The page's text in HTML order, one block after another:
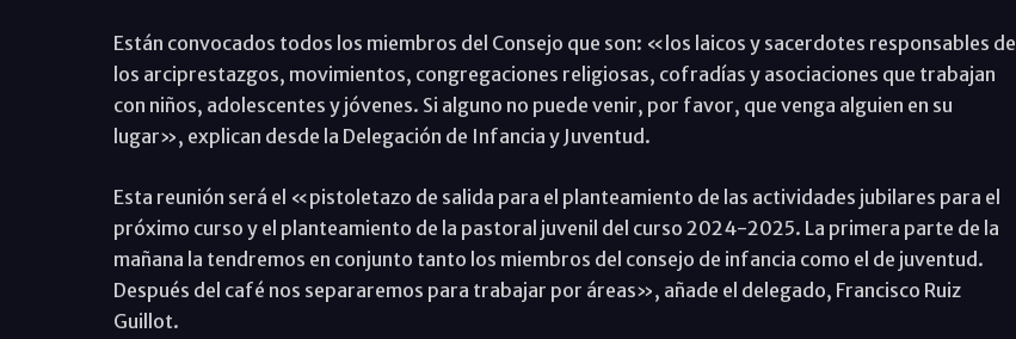
Están convocados todos los miembros del Consejo que son: «los laicos y sacerdotes responsables de
los arciprestazgos, movimientos, congregaciones religiosas, cofradías y asociaciones que trabajan
con niños, adolescentes y jóvenes. Si alguno no puede venir, por favor, que venga alguien en su
lugar», explican desde la Delegación de Infancia y Juventud.
Esta reunión será el «pistoletazo de salida para el planteamiento de las actividades jubilares para el
próximo curso y el planteamiento de la pastoral juvenil del curso 2024-2025. La primera parte de la
mañana la tendremos en conjunto tanto los miembros del consejo de infancia como el de juventud.
Después del café nos separaremos para trabajar por áreas», añade el delegado, Francisco Ruiz
Guillot.